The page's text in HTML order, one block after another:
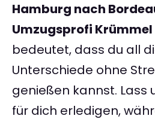
Hamburg nach
Umzugsprofi
bedeutet, dass du all
Unterschiede ohne
genießen kannst. Lass
für dich erledigen,